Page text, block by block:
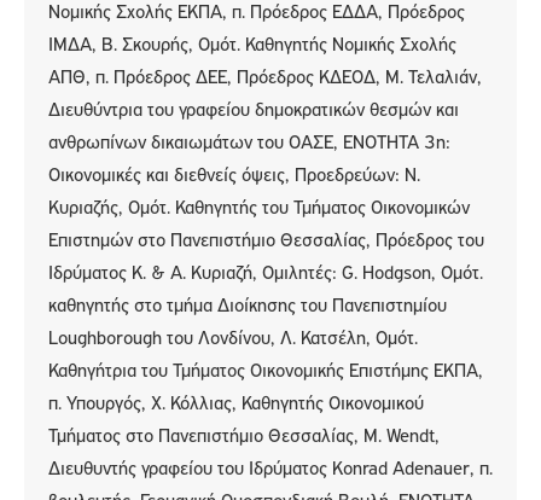
Νομικής Σχολής ΕΚΠΑ, π. Πρόεδρος ΕΔΔΑ, Πρόεδρος
ΙΜΔΑ, Β. Σκουρής, Ομότ. Καθηγητής Νομικής Σχολής
ΑΠΘ, π. Πρόεδρος ΔΕΕ, Πρόεδρος ΚΔΕΟΔ, Μ. Τελαλιάν,
Διευθύντρια του γραφείου δημοκρατικών θεσμών και
ανθρωπίνων δικαιωμάτων του ΟΑΣΕ, ΕΝΟΤΗΤΑ 3η:
Οικονομικές και διεθνείς όψεις, Προεδρεύων: Ν.
Κυριαζής, Ομότ. Καθηγητής του Τμήματος Οικονομικών
Επιστημών στο Πανεπιστήμιο Θεσσαλίας, Πρόεδρος του
Ιδρύματος Κ. & Α. Κυριαζή, Ομιλητές: G. Hodgson, Ομότ.
καθηγητής στο τμήμα Διοίκησης του Πανεπιστημίου
Loughborough του Λονδίνου, Λ. Κατσέλη, Ομότ.
Καθηγήτρια του Τμήματος Οικονομικής Επιστήμης ΕΚΠΑ,
π. Υπουργός, Χ. Κόλλιας, Καθηγητής Οικονομικού
Τμήματος στο Πανεπιστήμιο Θεσσαλίας, M. Wendt,
Διευθυντής γραφείου του Ιδρύματος Konrad Adenauer, π.